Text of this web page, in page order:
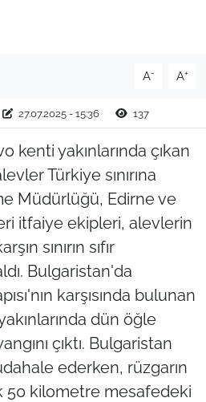
A- A+
27.07.2025 - 15:36 137
kenti yakınlarında çıkan
Türkiye sınırına
Müdürlüğü, Edirne ve
itfaiye ekipleri, alevlerin
sınırın sıfır
Bulgaristan'da
karşısında bulunan
yakınlarında dün öğle
çıktı. Bulgaristan
ederken, rüzgarın
50 kilometre mesafedeki